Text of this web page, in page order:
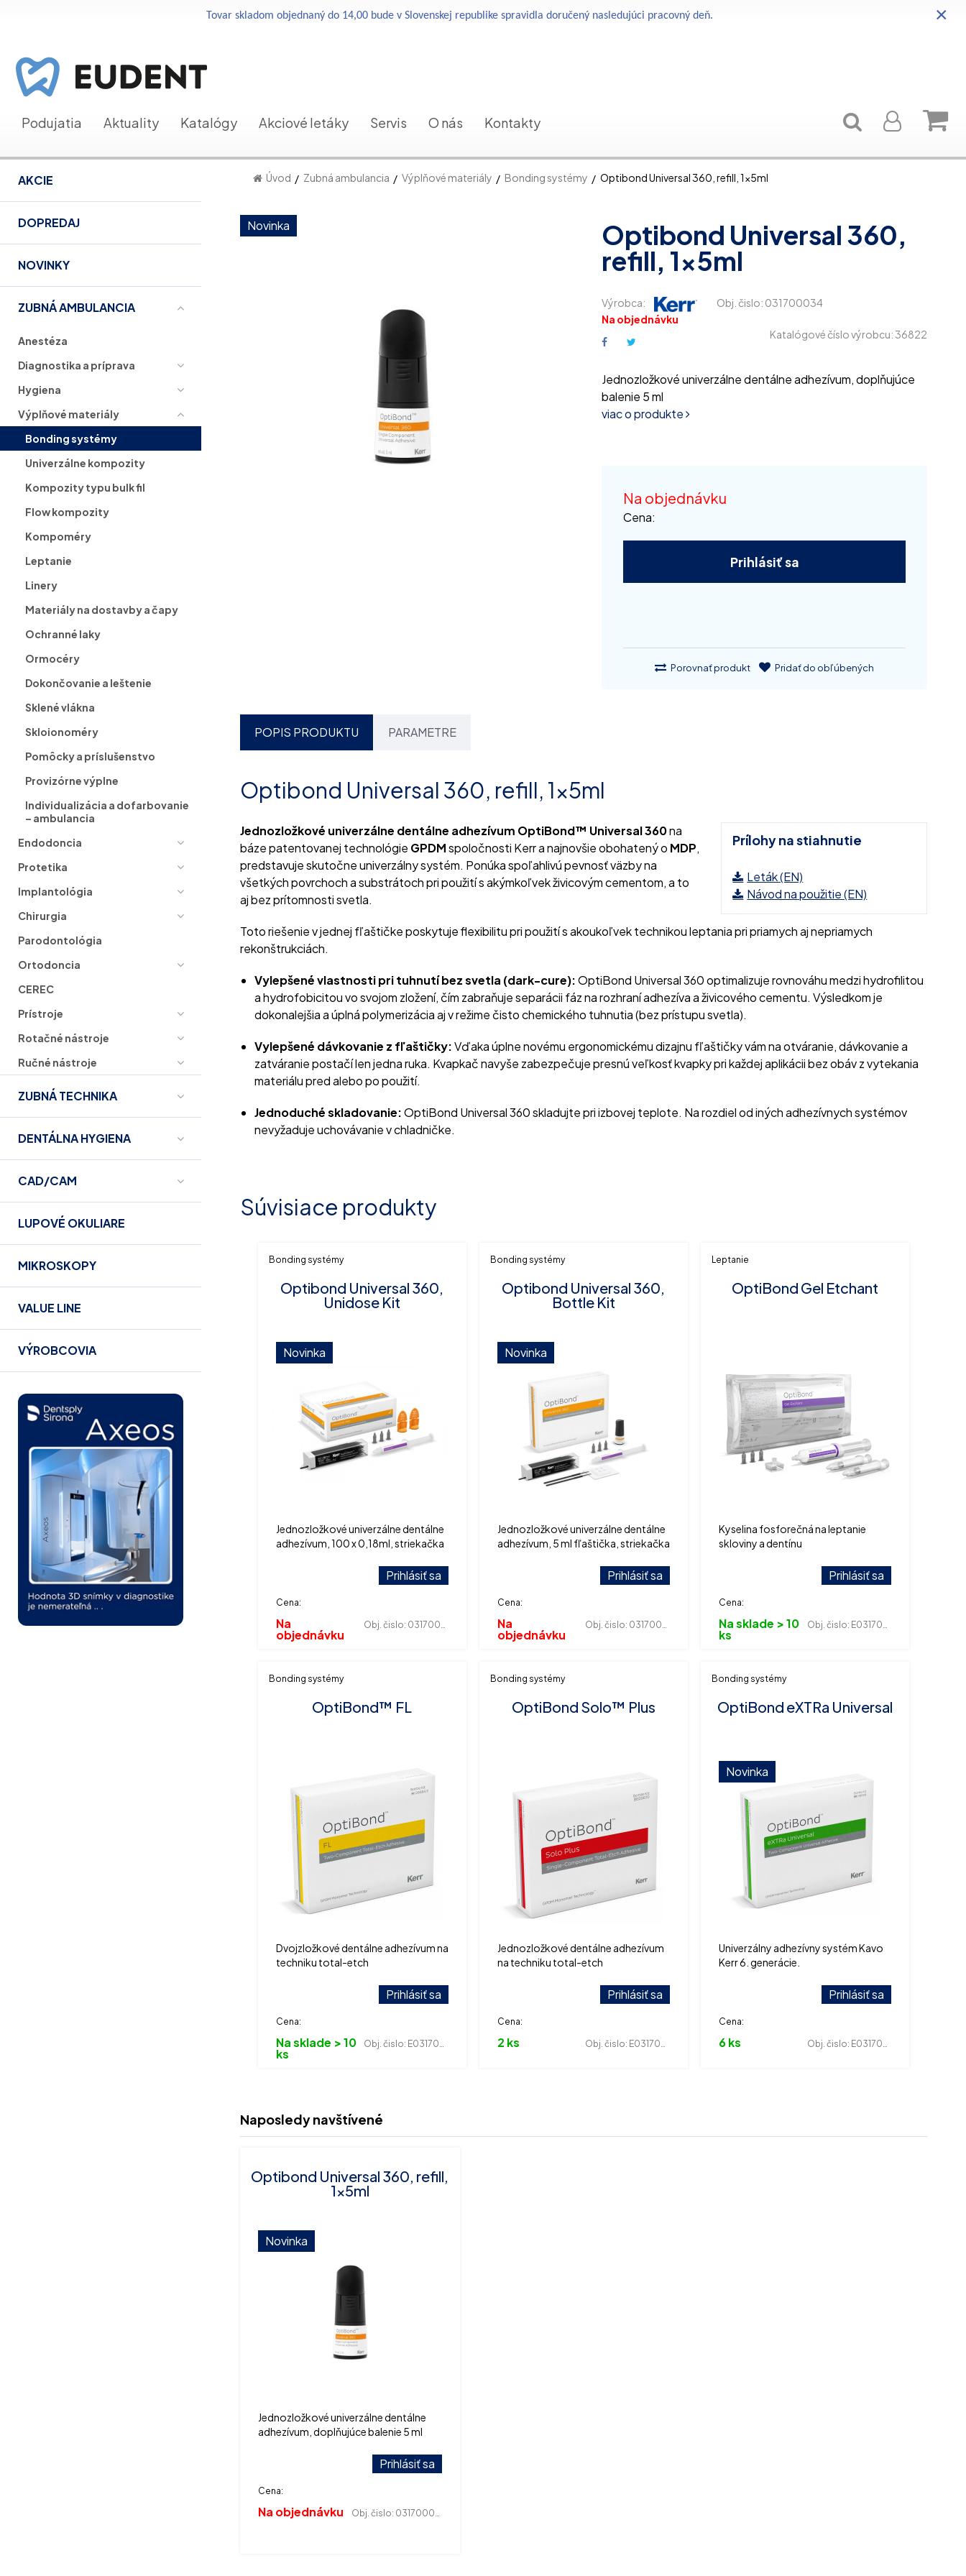
Tovar skladom objednaný do 14,00 bude v Slovenskej republike spravidla doručený nasledujúci pracovný deň. ×
Podujatia Aktuality Katalógy Akciové letáky Servis O nás Kontakty
AKCIE
DOPREDAJ
NOVINKY
ZUBNÁ AMBULANCIA
Anestéza
Diagnostika a príprava
Hygiena
Výplňové materiály
Bonding systémy
Univerzálne kompozity
Kompozity typu bulk fil
Flow kompozity
Kompoméry
Leptanie
Linery
Materiály na dostavby a čapy
Ochranné laky
Ormocéry
Dokončovanie a leštenie
Sklené vlákna
Skloionoméry
Pomôcky a príslušenstvo
Provizórne výplne
Individualizácia a dofarbovanie
– ambulancia
Endodoncia
Protetika
Implantológia
Chirurgia
Parodontológia
Ortodoncia
CEREC
Prístroje
Rotačné nástroje
Ručné nástroje
ZUBNÁ TECHNIKA
DENTÁLNA HYGIENA
CAD/CAM
LUPOVÉ OKULIARE
MIKROSKOPY
VALUE LINE
VÝROBCOVIA
Úvod Zubná ambulancia Výplňové materiály Bonding systémy Optibond Universal 360, refill, 1x5ml
Novinka
Optibond Universal 360,
refill, 1x5ml
Výrobca: Obj. čislo: 031700034
Na objednávku
Katalógové číslo výrobcu: 36822
Jednozložkové univerzálne dentálne adhezívum, doplňujúce
balenie 5 ml
viac o produkte
Na objednávku
Cena:
Prihlásiť sa
Porovnať produkt Pridať do obľúbených
POPIS PRODUKTU PARAMETRE
Optibond Universal 360, refill, 1x5ml
Prílohy na stiahnutie
Leták (EN)
Návod na použitie (EN)
Jednozložkové univerzálne dentálne adhezívum OptiBond™ Universal 360na
báze patentovanej technológie GPDMspoločnosti Kerr a najnovšie obohatený o MDP,
predstavuje skutočne univerzálny systém. Ponúka spoľahlivú pevnosť väzby na
všetkých povrchoch a substrátoch pri použití s akýmkoľvek živicovým cementom, a to
aj bez prítomnosti svetla.
Toto riešenie v jednej fľaštičke poskytuje flexibilitu pri použití s akoukoľvek technikou leptania pri priamych aj nepriamych
rekonštrukciách.
Vylepšené vlastnosti pri tuhnutí bez svetla (dark-cure):OptiBond Universal 360 optimalizuje rovnováhu medzi hydrofilitou
a hydrofobicitou vo svojom zložení, čím zabraňuje separácii fáz na rozhraní adhezíva a živicového cementu. Výsledkom je
dokonalejšia a úplná polymerizácia aj v režime čisto chemického tuhnutia (bez prístupu svetla).
Vylepšené dávkovanie z fľaštičky:Vďaka úplne novému ergonomickému dizajnu fľaštičky vám na otváranie, dávkovanie a
zatváranie postačí len jedna ruka. Kvapkač navyše zabezpečuje presnú veľkosť kvapky pri každej aplikácii bez obáv z vytekania
materiálu pred alebo po použití.
Jednoduché skladovanie:OptiBond Universal 360 skladujte pri izbovej teplote. Na rozdiel od iných adhezívnych systémov
nevyžaduje uchovávanie v chladničke.
Súvisiace produkty
Bonding systémy
Optibond Universal 360,
Unidose Kit
Novinka
Jednozložkové univerzálne dentálne
adhezívum, 100 x 0,18ml, striekačka
Cena:
Prihlásiť sa
Na
objednávku
Obj. čislo: 031700033
Bonding systémy
Optibond Universal 360,
Bottle Kit
Novinka
Jednozložkové univerzálne dentálne
adhezívum, 5 ml fľaštička, striekačka
miešacie jamky, aplikátory
Cena:
Prihlásiť sa
Na
objednávku
Obj. čislo: 031700032
Leptanie
OptiBond Gel Etchant
Kyselina fosforečná na leptanie
skloviny a dentínu
Cena:
Prihlásiť sa
Na sklade > 10
ks
Obj. čislo: E031700013
Bonding systémy
OptiBond™ FL
Dvojzložkové dentálne adhezívum na
techniku total-etch
Cena:
Prihlásiť sa
Na sklade > 10
ks
Obj. čislo: E031700001
Bonding systémy
OptiBond Solo™ Plus
Jednozložkové dentálne adhezívum
na techniku total-etch
Cena:
Prihlásiť sa
2 ks Obj. čislo: E031700004
Bonding systémy
OptiBond eXTRa Universal
Novinka
Univerzálny adhezívny systém Kavo
Kerr 6. generácie.
Cena:
Prihlásiť sa
6 ks Obj. čislo: E031700028
Naposledy navštívené
Optibond Universal 360, refill,
1x5ml
Novinka
Jednozložkové univerzálne dentálne
adhezívum, doplňujúce balenie 5 ml
Cena:
Prihlásiť sa
Na objednávku Obj. čislo: 031700034